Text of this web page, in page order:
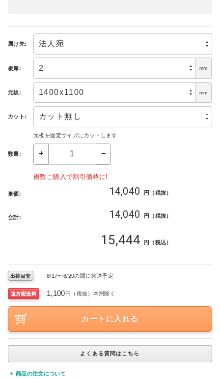
届け先:
板厚: mm
元板: mm
カット:
元板を固定サイズにカットします
数量:
複数ご購入で割引価格に!
単価: 14,040 円（税抜）
合計: 14,040 円（税抜）
15,444 円（税込）
出荷目安 8/17〜8/20の間に発送予定
遠方配送料
法人宛
1,100 円（税抜）本州除く
カートに入れる
よくある質問はこちら
商品の注文について